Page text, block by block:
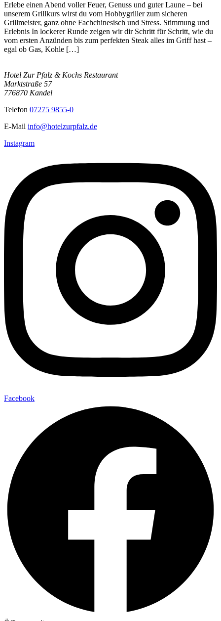
Erlebe einen Abend voller Feuer, Genuss und guter Laune – bei
unserem Grillkurs wirst du vom Hobbygriller zum sicheren
Grillmeister, ganz ohne Fachchinesisch und Stress.​ Stimmung und
Erlebnis In lockerer Runde zeigen wir dir Schritt für Schritt, wie du
vom ersten Anzünden bis zum perfekten Steak alles im Griff hast –
egal ob Gas, Kohle […]
Hotel Zur Pfalz & Kochs Restaurant
Marktstraße 57
776870 Kandel
Telefon 07275 9855-0
E-Mail info@hotelzurpfalz.de
Instagram
Facebook